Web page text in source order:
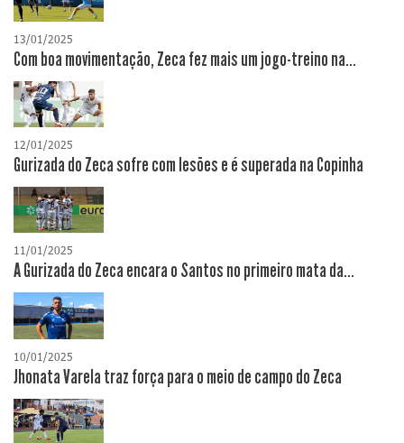
13/01/2025
Com boa movimentação, Zeca fez mais um jogo-treino na...
12/01/2025
Gurizada do Zeca sofre com lesões e é superada na Copinha
11/01/2025
A Gurizada do Zeca encara o Santos no primeiro mata da...
10/01/2025
Jhonata Varela traz força para o meio de campo do Zeca